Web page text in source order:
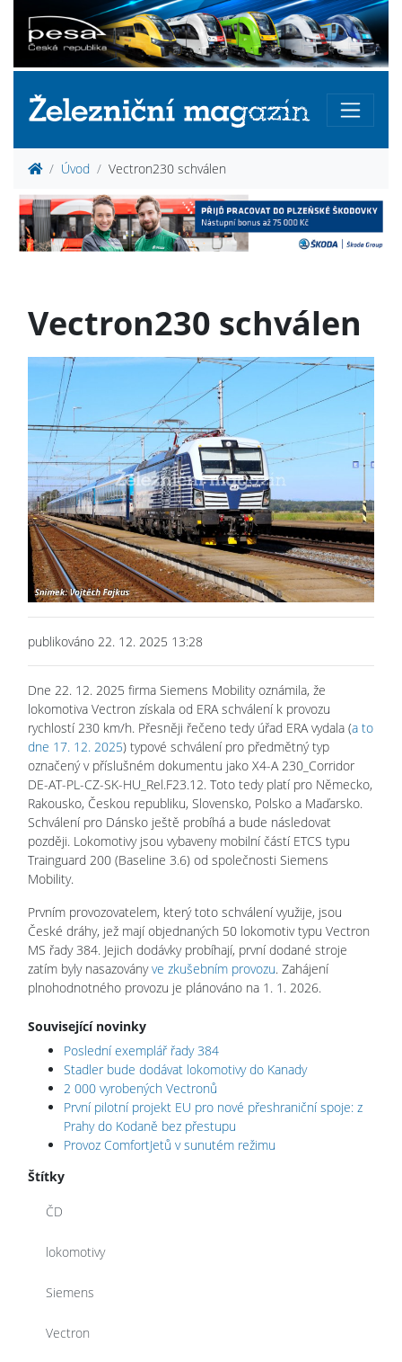
Úvod Vectron230 schválen
Vectron230 schválen
publikováno 22. 12. 2025 13:28
Dne 22. 12. 2025 firma Siemens Mobility oznámila, že
lokomotiva Vectron získala od ERA schválení k provozu
rychlostí 230 km/h. Přesněji řečeno tedy úřad ERA vydala (a to
dne 17. 12. 2025) typové schválení pro předmětný typ
označený v příslušném dokumentu jako X4-A 230_Corridor
DE-AT-PL-CZ-SK-HU_Rel.F23.12. Toto tedy platí pro Německo,
Rakousko, Českou republiku, Slovensko, Polsko a Maďarsko.
Schválení pro Dánsko ještě probíhá a bude následovat
později. Lokomotivy jsou vybaveny mobilní částí ETCS typu
Trainguard 200 (Baseline 3.6) od společnosti Siemens
Mobility.
Prvním provozovatelem, který toto schválení využije, jsou
České dráhy, jež mají objednaných 50 lokomotiv typu Vectron
MS řady 384. Jejich dodávky probíhají, první dodané stroje
zatím byly nasazoványve zkušebním provozu. Zahájení
plnohodnotného provozu je plánováno na 1. 1. 2026.
Související novinky
Poslední exemplář řady 384
Stadler bude dodávat lokomotivy do Kanady
2 000 vyrobených Vectronů
První pilotní projekt EU pro nové přeshraniční spoje: z
Prahy do Kodaně bez přestupu
Provoz ComfortJetů v sunutém režimu
Štítky
ČD
lokomotivy
Siemens
Vectron